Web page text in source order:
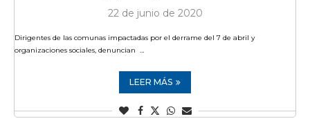
22 de junio de 2020
Dirigentes de las comunas impactadas por el derrame del 7 de abril y
organizaciones sociales, denuncian …
LEER MÁS